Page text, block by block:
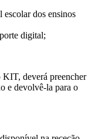
escolar dos ensinos
digital;
KIT, deverá preencher
e devolvê-la para o